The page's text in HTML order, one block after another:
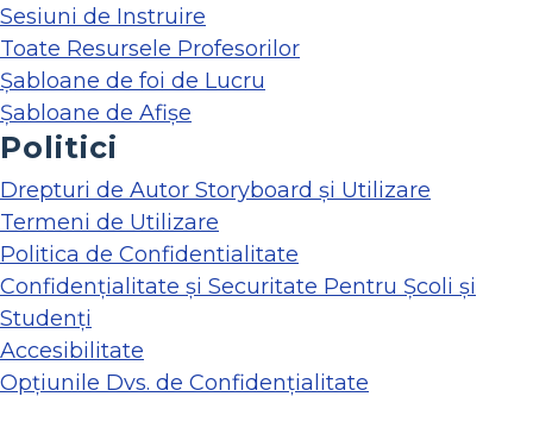
Sesiuni de Instruire
Toate Resursele Profesorilor
Șabloane de foi de Lucru
Șabloane de Afișe
Politici
Drepturi de Autor Storyboard și Utilizare
Termeni de Utilizare
Politica de Confidentialitate
Confidențialitate și Securitate Pentru Școli și
Studenți
Accesibilitate
Opțiunile Dvs. de Confidențialitate